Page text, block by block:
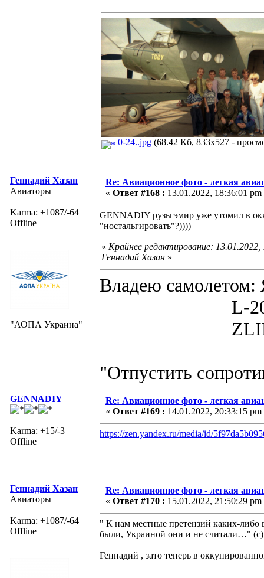
0-24..jpg (68.42 Кб, 833x527 -
Геннадий Хазан
Авиаторы
Karma: +1087/-64
Offline
"АОПА Украина"
Re: Авиационное фото - легкая
« Ответ #168 : 13.01.2022, 18:36:01 pm
GENNADIY рузьгэмир уже утомил в
"ностальгировать"?))))
« Крайнее редактирование:
Геннадий Хазан »
Владею
L-200D
ZLIN 526
"Отпустить
GENNADIY
Karma: +15/-3
Offline
Re: Авиационное фото - легкая
« Ответ #169 : 14.01.2022, 20:33:15 pm
https://zen.yandex.ru/media/id/
Геннадий Хазан
Авиаторы
Karma: +1087/-64
Offline
Re: Авиационное фото - легкая
« Ответ #170 : 15.01.2022, 21:50:29 pm
" К нам местные претензий каких-либо
были, Украиной они и не считали…" (с)
Геннадий , зато теперь в